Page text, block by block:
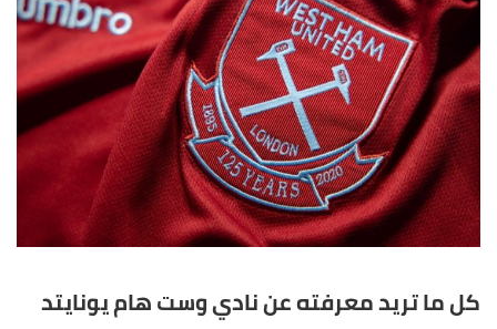
كل ما تريد معرفته عن نادي وست هام يونايتد